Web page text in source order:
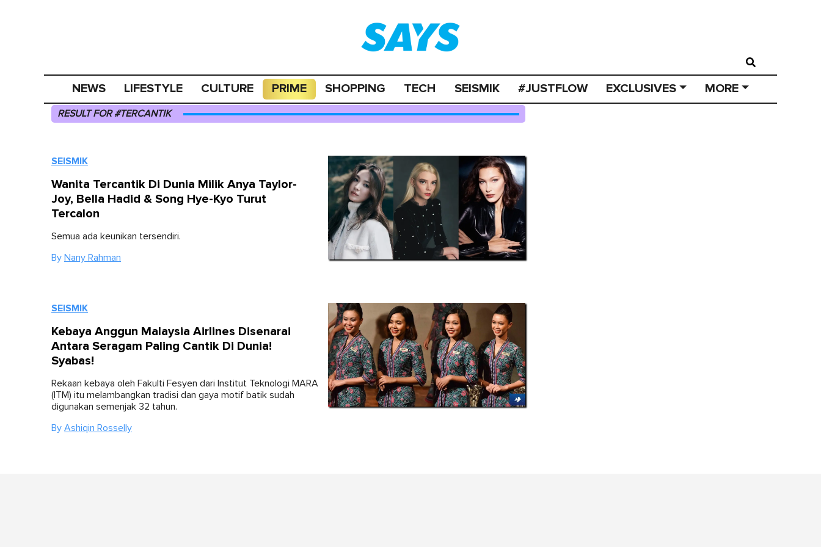
NEWS LIFESTYLE CULTURE PRIME SHOPPING TECH SEISMIK #JUSTFLOW EXCLUSIVES MORE
RESULT FOR #TERCANTIK
SEISMIK
Wanita Tercantik Di Dunia Milik Anya Taylor-
Joy, Bella Hadid & Song Hye-Kyo Turut
Tercalon
Semua ada keunikan tersendiri.
By Nany Rahman
SEISMIK
Kebaya Anggun Malaysia Airlines Disenarai
Antara Seragam Paling Cantik Di Dunia!
Syabas!
Rekaan kebaya oleh Fakulti Fesyen dari Institut Teknologi MARA
(ITM) itu melambangkan tradisi dan gaya motif batik sudah
digunakan semenjak 32 tahun.
By Ashiqin Rosselly